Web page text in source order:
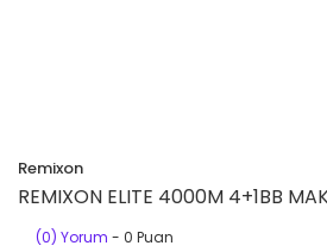
Remixon
REMIXON ELITE 4000M 4+1BB
(0) Yorum - 0 Puan